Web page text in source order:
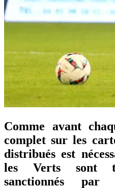
Comme avant
complet sur les
distribués est
les Verts sont
sanctionnés